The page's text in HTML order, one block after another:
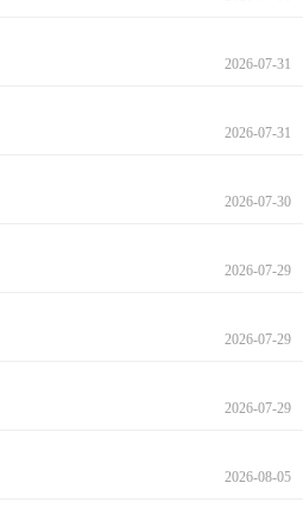
2026-07-31
2026-07-31
2026-07-30
2026-07-29
2026-07-29
2026-07-29
2026-08-05